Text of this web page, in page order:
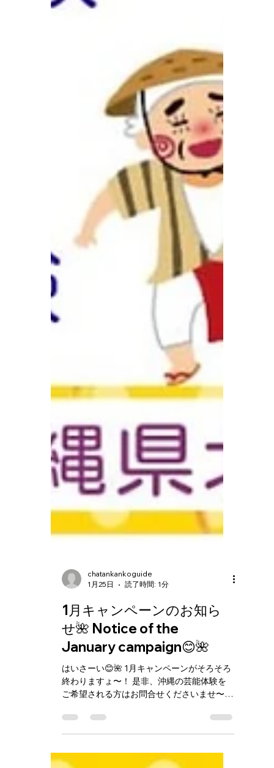
chatankankoguide
1月25日
読了時間: 1分
1月キャンペーンのお知ら
せ🌺 Notice of the
January campaign😊🌺
はいさーい😊🌺 1月キャンペーンがそろそろ
ご希望される方はお問合せくださいませ〜😊
🌺 Haisai😊🌺 The January campaign is
experience the entertainment in Okinawa,